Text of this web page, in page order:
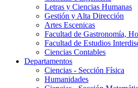
Letras y Ciencias Humanas
Gestión y Alta Dirección
Artes Escenicas
Facultad de Gastronomía,
Facultad de Estudios
Ciencias Contables
Departamentos
Ciencias - Sección Física
Humanidades